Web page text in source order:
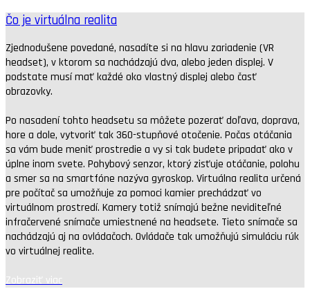
Čo je virtuálna realita
Zjednodušene povedané, nasadíte si na hlavu zariadenie (VR
headset), v ktorom sa nachádzajú dva, alebo jeden displej. V
podstate musí mať každé oko vlastný displej alebo časť
obrazovky.
Po nasadení tohto headsetu sa môžete pozerať doľava, doprava,
hore a dole, vytvoriť tak 360-stupňové otočenie. Počas otáčania
sa vám bude meniť prostredie a vy si tak budete pripadať ako v
úplne inom svete. Pohybový senzor, ktorý zisťuje otáčanie, polohu
a smer sa na smartfóne nazýva gyroskop. Virtuálna realita určená
pre počítač sa umožňuje za pomoci kamier prechádzať vo
virtuálnom prostredí. Kamery totiž snímajú bežne neviditeľné
infračervené snímače umiestnené na headsete. Tieto snímače sa
nachádzajú aj na ovládačoch. Ovládače tak umožňujú simuláciu rúk
vo virtuálnej realite.
Zobraziť viac